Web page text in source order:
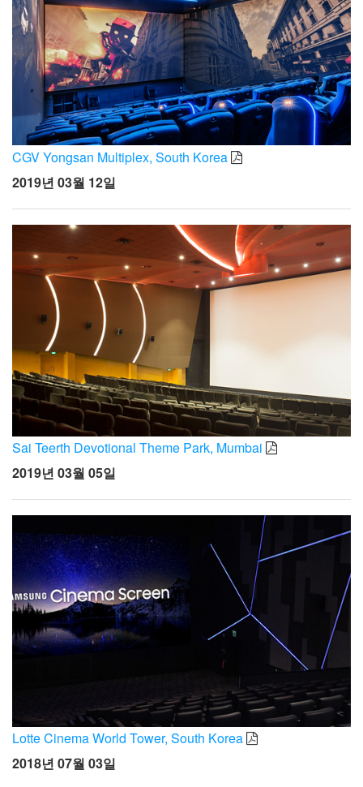
CGV Yongsan Multiplex, South Korea
2019년 03월 12일
Sai Teerth Devotional Theme Park, Mumbai
2019년 03월 05일
Lotte Cinema World Tower, South Korea
2018년 07월 03일